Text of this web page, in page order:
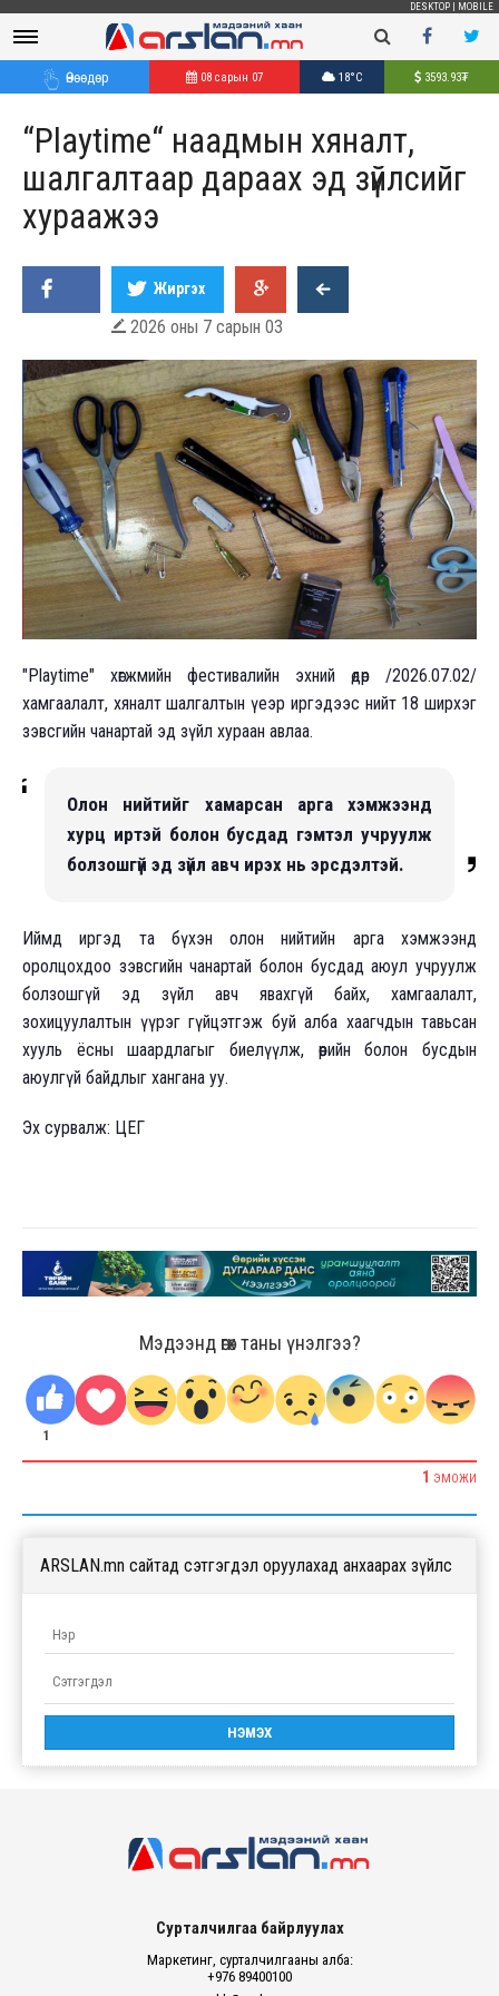
DESKTOP MOBILE
Өнөөдөр 08 сарын 07 18°C 3593.93₮
“Playtime“ наадмын хяналт,
шалгалтаар дараах эд зүйлсийг
хураажээ
Жиргэх
 2026 оны 7 сарын 03
"Playtime" хөгжмийн фестивалийн эхний өдөр /2026.07.02/
хамгаалалт, хяналт шалгалтын үеэр иргэдээс нийт 18 ширхэг
зэвсгийн чанартай эд зүйл хураан авлаа.
Олон нийтийг хамарсан арга хэмжээнд
хурц иртэй болон бусдад гэмтэл учруулж
болзошгүй эд зүйл авч ирэх нь эрсдэлтэй.
Иймд иргэд та бүхэн олон нийтийн арга хэмжээнд
оролцохдоо зэвсгийн чанартай болон бусдад аюул учруулж
болзошгүй эд зүйл авч явахгүй байх, хамгаалалт,
зохицуулалтын үүрэг гүйцэтгэж буй алба хаагчдын тавьсан
хууль ёсны шаардлагыг биелүүлж, өөрийн болон бусдын
аюулгүй байдлыг хангана уу.
Эх сурвалж: ЦЕГ
Мэдээнд өгөх таны үнэлгээ?
1
1 ЭМОЖИ
ARSLAN.mn сайтад сэтгэгдэл оруулахад анхаарах зүйлс
Сурталчилгаа байрлуулах
Маркетинг, сурталчилгааны алба:
+976 89400100